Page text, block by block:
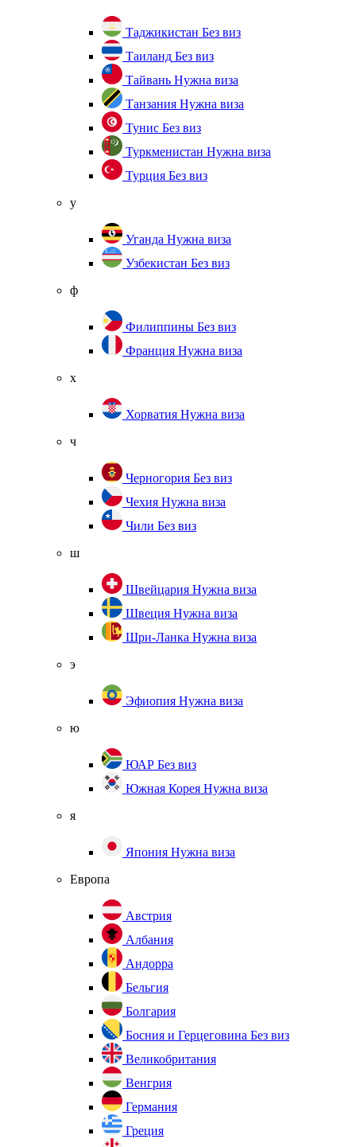
Таджикистан Без виз
Таиланд Без виз
Тайвань Нужна виза
Танзания Нужна виза
Тунис Без виз
Туркменистан Нужна виза
Турция Без виз
у
Уганда Нужна виза
Узбекистан Без виз
ф
Филиппины Без виз
Франция Нужна виза
х
Хорватия Нужна виза
ч
Черногория Без виз
Чехия Нужна виза
Чили Без виз
ш
Швейцария Нужна виза
Швеция Нужна виза
Шри-Ланка Нужна виза
э
Эфиопия Нужна виза
ю
ЮАР Без виз
Южная Корея Нужна виза
я
Япония Нужна виза
Европа
Австрия
Албания
Андорра
Бельгия
Болгария
Босния и Герцеговина Без виз
Великобритания
Венгрия
Германия
Греция